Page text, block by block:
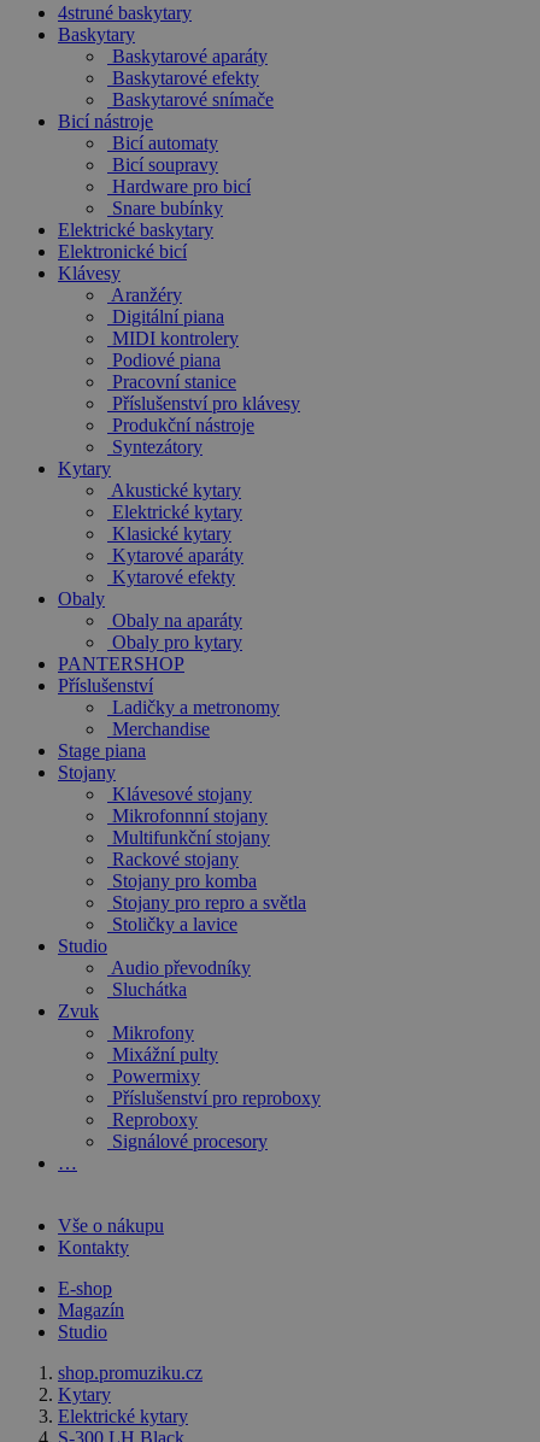
4struné baskytary
Baskytary
Baskytarové aparáty
Baskytarové efekty
Baskytarové snímače
Bicí nástroje
Bicí automaty
Bicí soupravy
Hardware pro bicí
Snare bubínky
Elektrické baskytary
Elektronické bicí
Klávesy
Aranžéry
Digitální piana
MIDI kontrolery
Podiové piana
Pracovní stanice
Příslušenství pro klávesy
Produkční nástroje
Syntezátory
Kytary
Akustické kytary
Elektrické kytary
Klasické kytary
Kytarové aparáty
Kytarové efekty
Obaly
Obaly na aparáty
Obaly pro kytary
PANTERSHOP
Příslušenství
Ladičky a metronomy
Merchandise
Stage piana
Stojany
Klávesové stojany
Mikrofonnní stojany
Multifunkční stojany
Rackové stojany
Stojany pro komba
Stojany pro repro a světla
Stoličky a lavice
Studio
Audio převodníky
Sluchátka
Zvuk
Mikrofony
Mixážní pulty
Powermixy
Příslušenství pro reproboxy
Reproboxy
Signálové procesory
…
Vše o nákupu
Kontakty
E-shop
Magazín
Studio
shop.promuziku.cz
Kytary
Elektrické kytary
S-300 LH Black